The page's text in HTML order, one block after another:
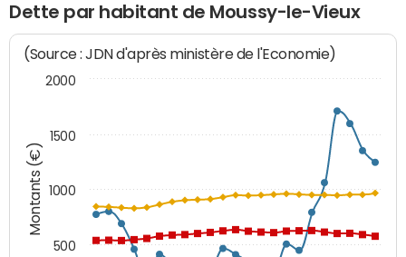
Dette par habitant de Moussy-le-Vieux
Montants (€)
(Source : JDN d'après ministère de l'Economie)
500
1000
1500
2000